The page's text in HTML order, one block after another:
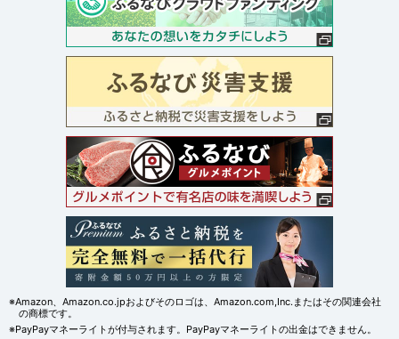
※Amazon、Amazon.co.jpおよびそのロゴは、Amazon.com,Inc.またはその関連会社
の商標です。
※PayPayマネーライトが付与されます。PayPayマネーライトの出金はできません。